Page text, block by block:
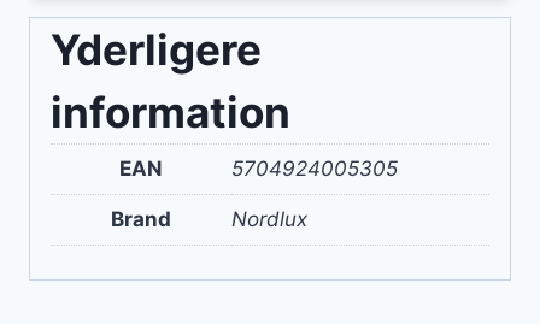
Yderligere
information
EAN 5704924005305
Brand Nordlux